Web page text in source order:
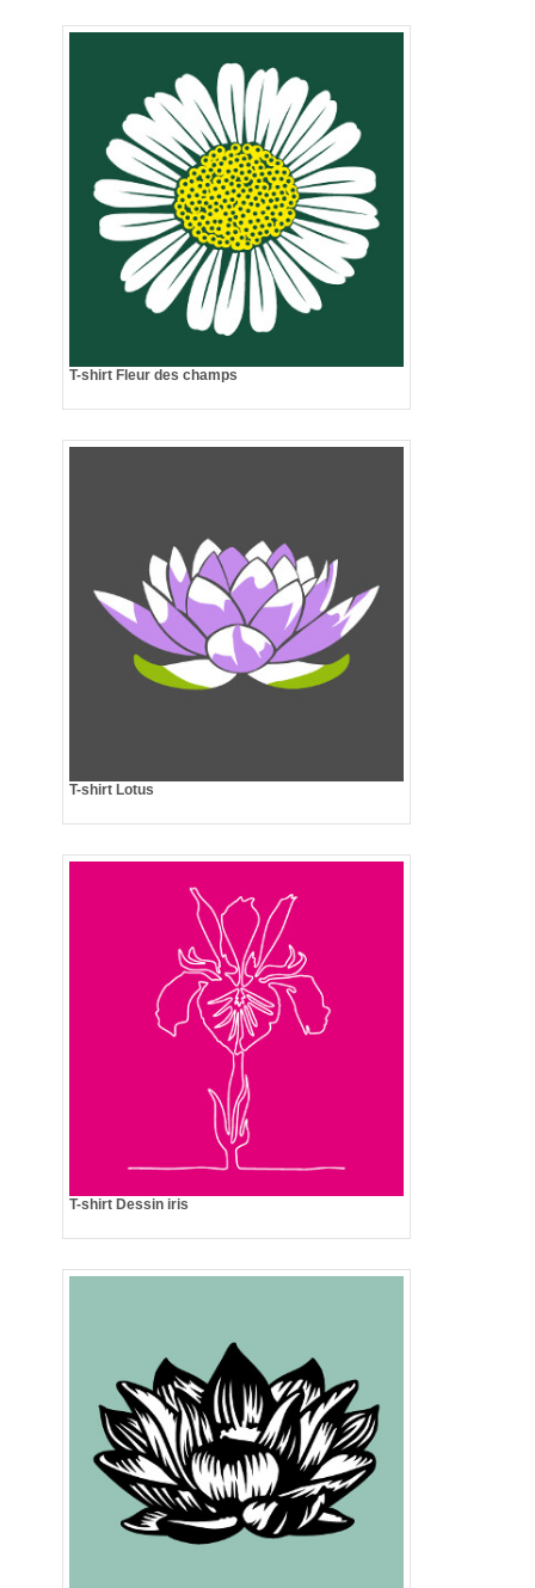
T-shirt Fleur des champs
T-shirt Lotus
T-shirt Dessin iris